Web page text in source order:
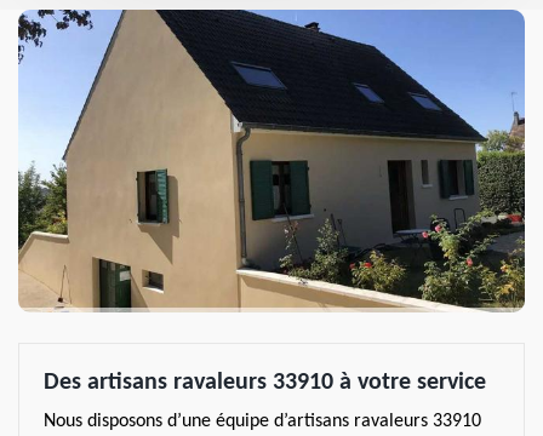
Des artisans ravaleurs 33910 à votre service
Nous disposons d’une équipe d’artisans ravaleurs 33910